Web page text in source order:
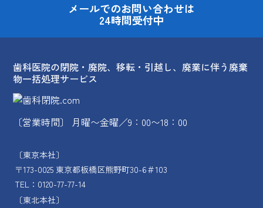
メールでのお問い合わせは
24時間受付中
歯科医院の閉院・廃院、移転・引越し、廃業に伴う廃棄
物一括処理サービス
〔営業時間〕 月曜〜金曜／9：00〜18：00
〔東京本社〕
〒173-0025 東京都板橋区熊野町30-6＃103
TEL：0120-77-77-14
〔東北本社〕